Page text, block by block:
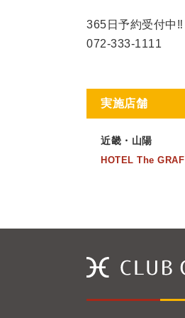
365日予約受付中‼
072-333-1111
実施店舗
近畿・山陽
HOTEL The GRAF